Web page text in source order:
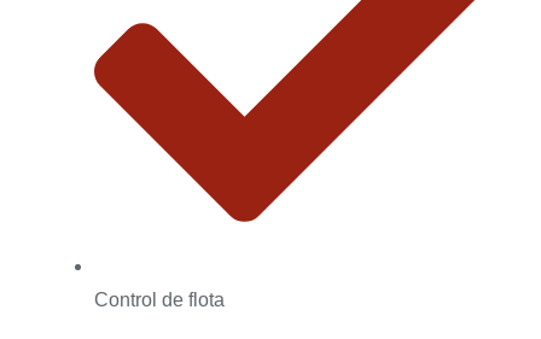
Control de flota